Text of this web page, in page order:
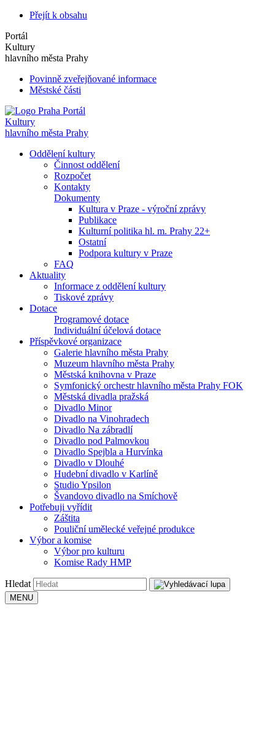
Přejít k obsahu
Portál
Kultury
hlavního města Prahy
Povinně zveřejňované informace
Městské části
Portál
Kultury
hlavního města Prahy
Oddělení kultury
Činnost oddělení
Rozpočet
Kontakty
Dokumenty
Kultura v Praze - výroční zprávy
Publikace
Kulturní politika hl. m. Prahy 22+
Ostatní
Podpora kultury v Praze
FAQ
Aktuality
Informace z oddělení kultury
Tiskové zprávy
Dotace
Programové dotace
Individuální účelová dotace
Příspěvkové organizace
Galerie hlavního města Prahy
Muzeum hlavního města Prahy
Městská knihovna v Praze
Symfonický orchestr hlavního města Prahy FOK
Městská divadla pražská
Divadlo Minor
Divadlo na Vinohradech
Divadlo Na zábradlí
Divadlo pod Palmovkou
Divadlo Spejbla a Hurvínka
Divadlo v Dlouhé
Hudební divadlo v Karlíně
Studio Ypsilon
Švandovo divadlo na Smíchově
Potřebuji vyřídit
Záštita
Pouliční umělecké veřejné produkce
Výbor a komise
Výbor pro kulturu
Komise Rady HMP
Hledat
MENU